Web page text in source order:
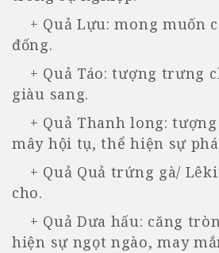
+ Quả Lựu: mong muốn
đống.
+ Quả Táo: tượng trưng
giàu sang.
+ Quả Thanh long:
mây hội tụ, thể hiện sự
+ Quả Quả trứng gà/
cho.
+ Quả Dưa hấu: căng
hiện sự ngọt ngào, may